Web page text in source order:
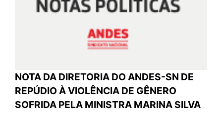
NOTA DA DIRETORIA DO ANDES-SN DE
REPÚDIO À VIOLÊNCIA DE GÊNERO
SOFRIDA PELA MINISTRA MARINA SILVA